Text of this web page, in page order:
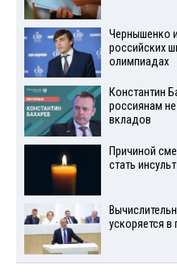
Чернышенко
российских
олимпиадах
Константин
россиянам
вкладов
Причиной
стать инсульт
ускоряется в